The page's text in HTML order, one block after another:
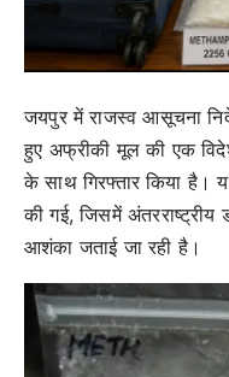
जयपुर में राजस्व आसूचना
हुए अफ्रीकी मूल की एक
के साथ गिरफ्तार किया है।
की गई, जिसमें
आशंका जताई जा रही है।